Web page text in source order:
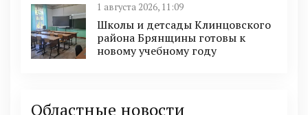
1 августа 2026, 11:09
Школы и детсады Клинцовского
района Брянщины готовы к
новому учебному году
Областные новости